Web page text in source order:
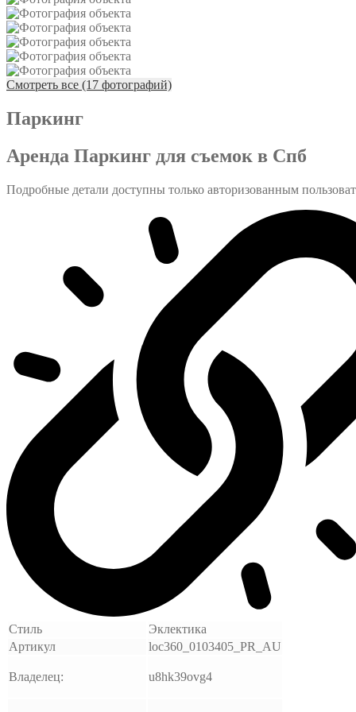
Смотреть все (17 фотографий)
Паркинг
Аренда Паркинг для съемок в Спб
Подробные детали доступны только авторизованным
Стиль
Эклектика
Артикул
loc360_0103405_PR_AU
Владелец: u8hk39ovg4